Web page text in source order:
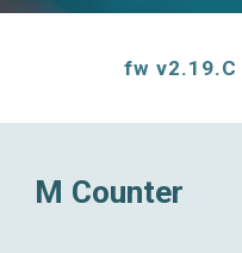
fw v2.1 9.C
M Counter